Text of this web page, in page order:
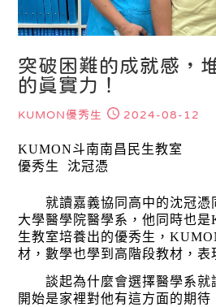
突破困難的成就感，
的真實力！
KUMON優秀生 2024-08-12
KUMON斗南南昌民生教室
優秀生  沈冠憑
就讀嘉義協同高中的沈冠憑
大學醫學院醫學系，他同時也
生教室培養出的優秀生，
材，數學也學到高階段教材，表
談起為什麼會選擇醫學系就
開始是家裡對他有這方面的期待